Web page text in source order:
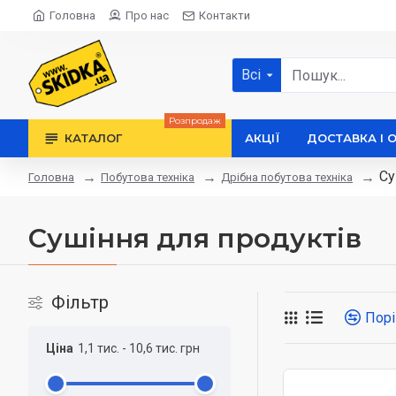
Головна Про нас Контакти
Всі
КАТАЛОГ
Розпродаж
АКЦІЇ ДОСТАВКА І
Головна Побутова техніка Дрібна побутова техніка
Сушіння для продуктів
Фільтр
1,1 тис. - 10,6 тис. грн
Ціна